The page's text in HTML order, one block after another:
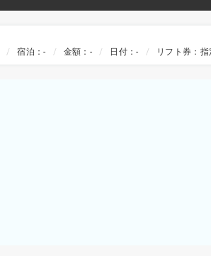
宿泊：- 金額：- 日付：- リフト券：指